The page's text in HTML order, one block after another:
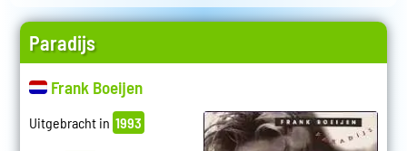
Paradijs
Frank Boeijen
Uitgebracht in 1993